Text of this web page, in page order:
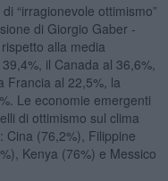
“irragionevole ottimismo”
di Giorgio Gaber -
alla media
il Canada al 36,6%,
Francia al 22,5%, la
Le economie emergenti
di ottimismo sul clima
Cina (76,2%), Filippine
Kenya (76%) e Messico